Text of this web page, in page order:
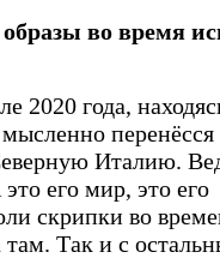
во время
2020 года,
Италию.
его мир, это его
скрипки во
Так и с